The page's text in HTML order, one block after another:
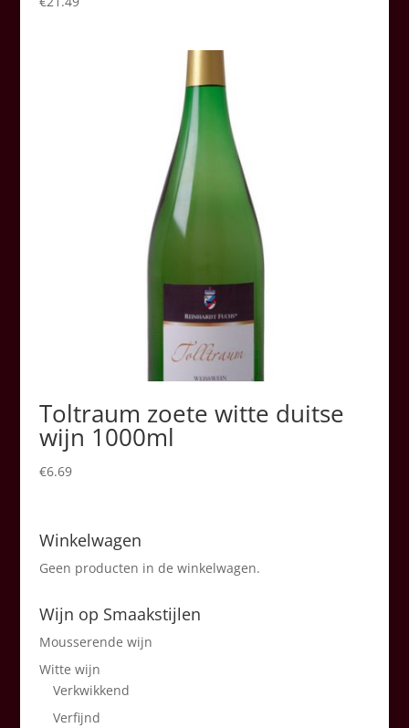
Toltraum zoete witte duitse
wijn 1000ml
€6.69
Winkelwagen
Geen producten in de winkelwagen.
Wijn op Smaakstijlen
Mousserende wijn
Witte wijn
Verkwikkend
Verfijnd